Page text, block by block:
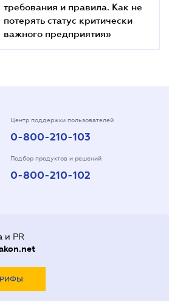
требования и правила. Как не
потерять статус критически
важного предприятия»
Центр поддержки пользователей
0-800-210-103
Подбор продуктов и решений
0-800-210-102
и PR